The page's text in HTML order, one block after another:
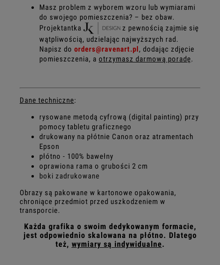
Masz problem z wyborem wzoru lub wymiarami
do swojego pomieszczenia? – bez obaw.
Projektantka
z pewnością zajmie się
wątpliwością, udzielając najwyższych rad.
Napisz do orders@ravenart.pl , dodając zdjęcie
pomieszczenia, a otrzymasz darmową poradę.
Dane techniczne:
rysowane metodą cyfrową (digital painting) przy
pomocy tabletu graficznego
drukowany na płótnie Canon oraz atramentach
Epson
płótno - 100% bawełny
oprawiona rama o grubości 2 cm
boki zadrukowane
Obrazy są pakowane w kartonowe opakowania,
chroniące przedmiot przed uszkodzeniem w
transporcie.
Każda grafika o swoim dedykowanym formacie,
jest odpowiednio skalowana na płótno. Dlatego
też, wymiary są indywidualne.